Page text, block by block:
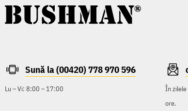
Sună la (00420) 778 970 596
Lu – Vi: 8:00 – 17:00
În zilele
ore.